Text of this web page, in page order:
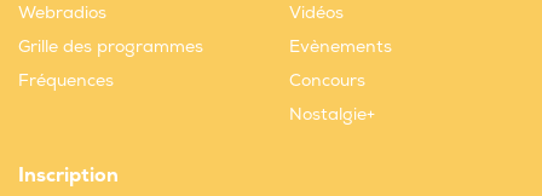
Webradios
Grille des programmes
Fréquences
Vidéos
Evènements
Concours
Nostalgie+
Inscription